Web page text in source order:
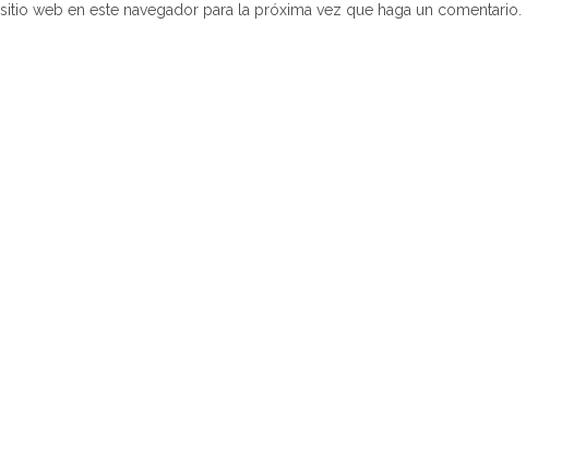
web en este navegador para la próxima vez que haga un comentario.